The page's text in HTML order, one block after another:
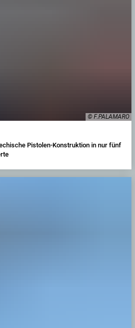
© F.PALAMARO
Pistolen-Konstruktion in nur fünf